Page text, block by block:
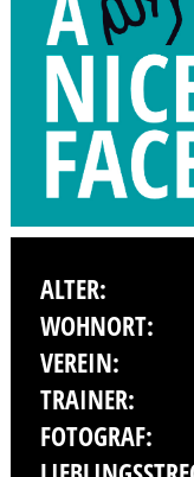
ALTER:
WOHNORT:
VEREIN:
TRAINER:
FOTOGRAF: